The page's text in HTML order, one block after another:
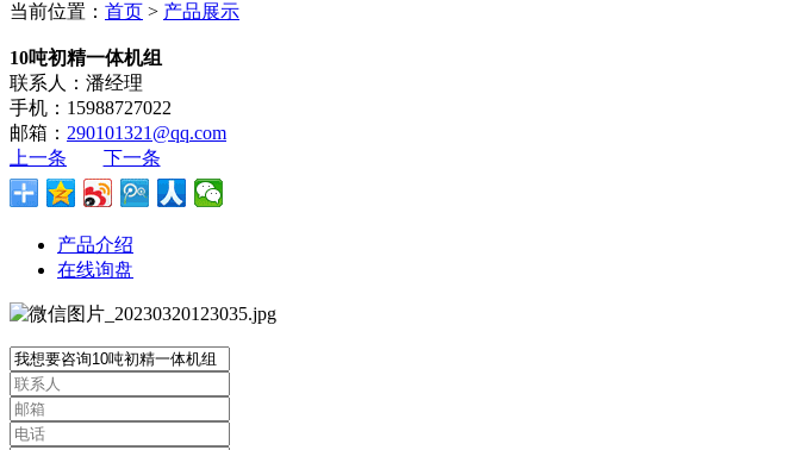
当前位置： 首页 > 产品展示
10吨初精一体机组
联系人：潘经理
手机：15988727022
邮箱： 290101321@qq.com
上一条
下一条
产品介绍
在线询盘